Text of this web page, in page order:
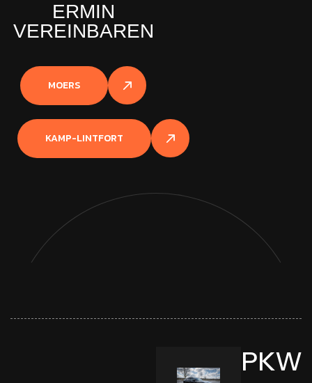
ERMIN
VEREINBAREN
MOERS
KAMP-LINTFORT
PKW